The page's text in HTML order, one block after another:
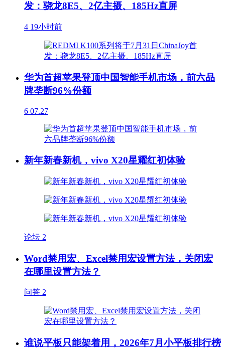
发：骁龙8E5、2亿主摄、185Hz直屏
4 19小时前
华为首超苹果登顶中国智能手机市场，前六品
牌垄断96%份额
6 07.27
新年新春新机，vivo X20星耀红初体验
论坛 2
Word禁用宏、Excel禁用宏设置方法，关闭宏
在哪里设置方法？
问答 2
谁说平板只能架着用，2026年7月小平板排行榜